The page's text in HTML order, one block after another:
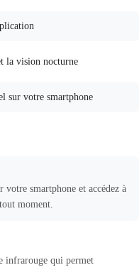
la vision nocturne
sur votre smartphone
smartphone et accédez à
moment.
infrarouge qui permet